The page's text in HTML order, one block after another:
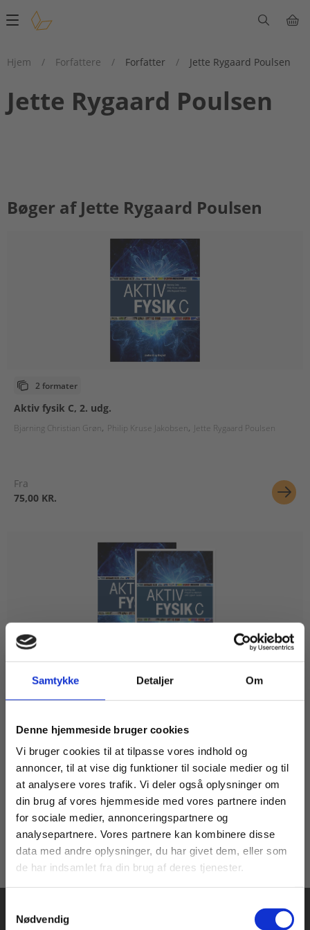
Samtykke Detaljer Om
Denne hjemmeside bruger cookies
Vi bruger cookies til at tilpasse vores indhold og
annoncer, til at vise dig funktioner til sociale medier og til
at analysere vores trafik. Vi deler også oplysninger om
din brug af vores hjemmeside med vores partnere inden
for sociale medier, annonceringspartnere og
analysepartnere. Vores partnere kan kombinere disse
data med andre oplysninger, du har givet dem, eller som
de har indsamlet fra din brug af deres tjenester.
Nødvendig
Main
Hjem
/ Forfattere / Forfatter / Jette Rygaard Poulsen
Jette Rygaard Poulsen
Bøger af Jette Rygaard Poulsen
2 formater
Aktiv fysik C, 2. udg.
Bjarning Christian Grøn Philip Kruse Jakobsen Jette Rygaard Poulsen
Fra
75,00 KR.
Serie
Bjarning Christian Grøn Philip Kruse Jakobsen
Fra
75,00 KR.
Køb læremidler og find masterclasses mm.
Fortsæt som:
For privatkunder og
studerende. Du får
vist priser inkl.
For institutioner og
virksomheder. Du
får vist priser ekskl.